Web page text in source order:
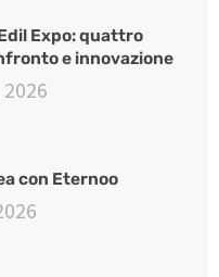
Expo: quattro
e innovazione
con Eternoo